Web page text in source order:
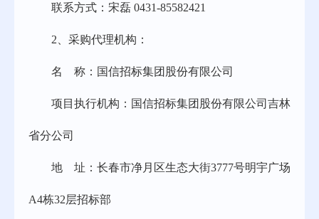
联系方式：宋磊 0431-85582421
2、 采购代理机构：
名 称：国信招标集团股份有限公司
项目执行机构：国信招标集团股份有限公司吉林
省分公司
地 址：长春市净月区生态大街3777号明宇广场
A4栋32层招标部